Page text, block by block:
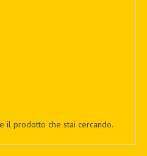
il prodotto che stai cercando.